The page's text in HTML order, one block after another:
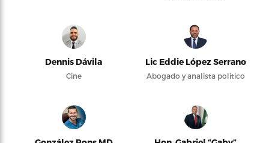
Dennis Dávila
Cine
Lic Eddie López Serrano
Abogado y analista político